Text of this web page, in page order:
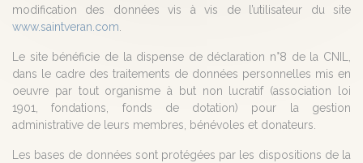
modification des données vis à vis de l’utilisateur du site
www.saintveran.com
Le site bénéficie de la dispense de déclaration n°8 de la CNIL,
dans le cadre des traitements de données personnelles mis en
oeuvre par tout organisme à but non lucratif (association loi
1901, fondations, fonds de dotation) pour la gestion
administrative de leurs membres, bénévoles et donateurs.
Les bases de données sont protégées par les dispositions de la